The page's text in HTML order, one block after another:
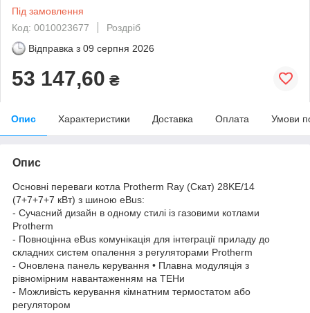
Під замовлення
Код: 0010023677
Роздріб
Відправка з 09 серпня 2026
53 147,60 ₴
Опис Характеристики Доставка Оплата Умови
Опис
Основні переваги котла Protherm Ray (Скат) 28KE/14
(7+7+7+7 кВт) з шиною eBus:
- Сучасний дизайн в одному стилі із газовими котлами
Protherm
- Повноцінна eBus комунікація для інтеграції приладу до
складних систем опалення з регуляторами Protherm
- Оновлена панель керування • Плавна модуляція з
рівномірним навантаженням на ТЕНи
- Можливість керування кімнатним термостатом або
регулятором